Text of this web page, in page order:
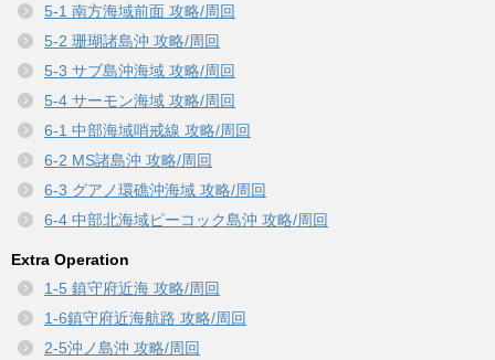
5-1 南方海域前面 攻略/周回
5-2 珊瑚諸島沖 攻略/周回
5-3 サブ島沖海域 攻略/周回
5-4 サーモン海域 攻略/周回
6-1 中部海域哨戒線 攻略/周回
6-2 MS諸島沖 攻略/周回
6-3 グアノ環礁沖海域 攻略/周回
6-4 中部北海域ピーコック島沖 攻略/周回
Extra Operation
1-5 鎮守府近海 攻略/周回
1-6鎮守府近海航路 攻略/周回
2-5沖ノ島沖 攻略/周回